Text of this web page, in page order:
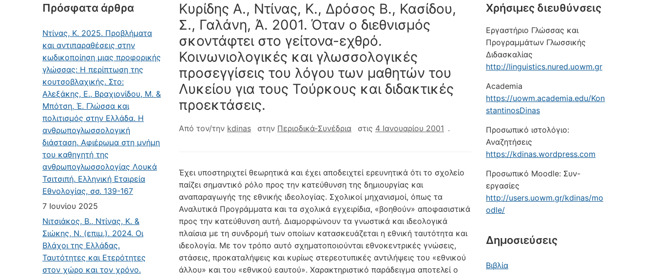
Πρόσφατα άρθρα
Ντίνας, Κ. 2025. Προβλήματα
και αντιπαραθέσεις στην
κωδικοποίηση μιας προφορικής
γλώσσας: Η περίπτωση της
κουτσοβλαχικής. Στο:
Αλεξάκης, Ε., Βραχιονίδου, Μ. &
Μπότση, Έ. Γλώσσα και
πολιτισμός στην Ελλάδα. Η
ανθρωπογλωσσολογική
διάσταση. Αφιέρωμα στη μνήμη
του καθηγητή της
ανθρωπογλωσσολογίας Λουκά
Τσιτσιπή. Ελληνική Εταιρεία
Εθνολογίας, σσ. 139-167
7 Ιουνίου 2025
Νιτσιάκος, Β., Ντίνας, Κ. &
Σιώκης, Ν. (επιμ.). 2024. Οι
Βλάχοι της Ελλάδας.
Ταυτότητες και Ετερότητες
στον χώρο και τον χρόνο.
Κυρίδης Α., Ντίνας, Κ., Δρόσος Β., Κασίδου,
Σ., Γαλάνη, Ά. 2001. Όταν ο διεθνισμός
σκοντάφτει στο γείτονα-εχθρό.
Κοινωνιολογικές και γλωσσολογικές
προσεγγίσεις του λόγου των μαθητών του
Λυκείου για τους Τούρκους και διδακτικές
προεκτάσεις.
Από τον/την kdinas στην Περιοδικά-Συνέδρια στις 4 Ιανουαρίου 2001 .
Έχει υποστηριχτεί θεωρητικά και έχει αποδειχτεί ερευνητικά ότι το σχολείο
παίζει σημαντικό ρόλο προς την κατεύθυνση της δημιουργίας και
αναπαραγωγής της εθνικής ιδεολογίας. Σχολικοί μηχανισμοί, όπως τα
Αναλυτικά Προγράμματα και τα σχολικά εγχειρίδια, «βοηθούν» αποφασιστικά
προς την κατεύθυνση αυτή. Διαμορφώνουν τα γνωστικά και ιδεολογικά
πλαίσια με τη συνδρομή των οποίων κατασκευάζεται η εθνική ταυτότητα και
ιδεολογία. Με τον τρόπο αυτό σχηματοποιούνται εθνοκεντρικές γνώσεις,
στάσεις, προκαταλήψεις και κυρίως στερεοτυπικές αντιλήψεις του «εθνικού
άλλου» και του «εθνικού εαυτού». Χαρακτηριστικό παράδειγμα αποτελεί ο
Xρήσιμες διευθύνσεις
Εργαστήριο Γλώσσας και
Προγραμμάτων Γλωσσικής
Διδασκαλίας
http://linguistics.nured.uowm.gr
Academia
https://uowm.academia.edu/Kon
stantinosDinas
Προσωπικό ιστολόγιο:
Αναζητήσεις
https://kdinas.wordpress.com
Προσωπικό Moodle: Συν-
εργασίες
http://users.uowm.gr/kdinas/mo
odle/
Δημοσιεύσεις
Βιβλία